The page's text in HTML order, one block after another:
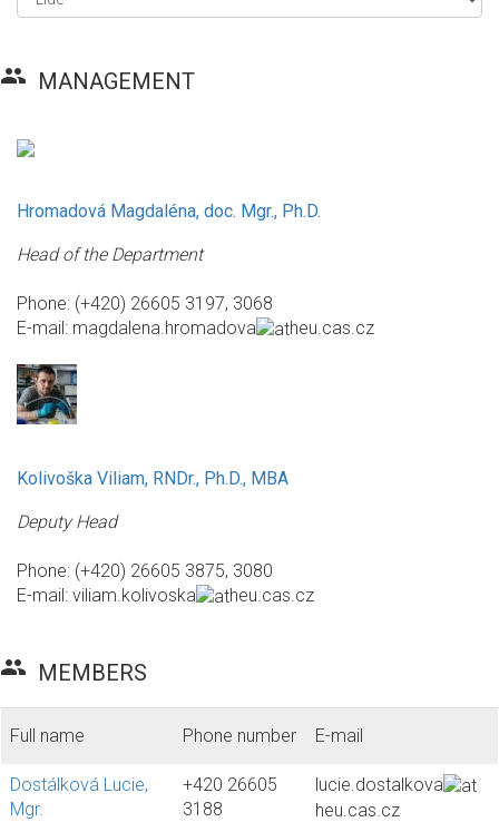
group MANAGEMENT
Hromadová Magdaléna, doc. Mgr., Ph.D.
Head of the Department
Phone: (+420) 26605 3197, 3068
E-mail: magdalena.hromadova heu.cas.cz
Kolivoška Viliam, RNDr., Ph.D., MBA
Deputy Head
Phone: (+420) 26605 3875, 3080
E-mail: viliam.kolivoska heu.cas.cz
group MEMBERS
Full name Phone number E-mail
Dostálková Lucie,
Mgr.
+420 26605
3188
lucie.dostalkova
heu.cas.cz